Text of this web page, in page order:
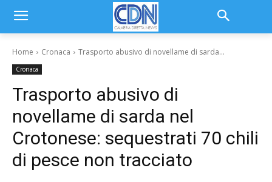
Home Cronaca Trasporto abusivo di novellame di sarda...
Cronaca
Trasporto abusivo di
novellame di sarda nel
Crotonese: sequestrati 70 chili
di pesce non tracciato